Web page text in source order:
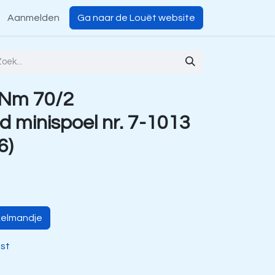
Aanmelden Ga naar de Louët website
70/2
minispoel nr. 7-1013